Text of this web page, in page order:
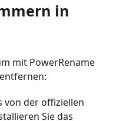
in
mit PowerRename
von der offiziellen
Sie das